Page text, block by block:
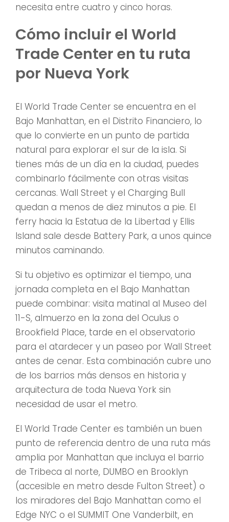
necesita entre cuatro y cinco horas.
Cómo incluir el World
Trade Center en tu ruta
por Nueva York
El World Trade Center se encuentra en el
Bajo Manhattan, en el Distrito Financiero, lo
que lo convierte en un punto de partida
natural para explorar el sur de la isla. Si
tienes más de un día en la ciudad, puedes
combinarlo fácilmente con otras visitas
cercanas. Wall Street y el Charging Bull
quedan a menos de diez minutos a pie. El
ferry hacia la Estatua de la Libertad y Ellis
Island sale desde Battery Park, a unos quince
minutos caminando.
Si tu objetivo es optimizar el tiempo, una
jornada completa en el Bajo Manhattan
puede combinar: visita matinal al Museo del
11-S, almuerzo en la zona del Oculus o
Brookfield Place, tarde en el observatorio
para el atardecer y un paseo por Wall Street
antes de cenar. Esta combinación cubre uno
de los barrios más densos en historia y
arquitectura de toda Nueva York sin
necesidad de usar el metro.
El World Trade Center es también un buen
punto de referencia dentro de una ruta más
amplia por Manhattan que incluya el barrio
de Tribeca al norte, DUMBO en Brooklyn
(accesible en metro desde Fulton Street) o
los miradores del Bajo Manhattan como el
Edge NYC o el SUMMIT One Vanderbilt, en